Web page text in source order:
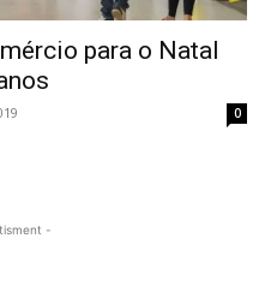
para o Natal
0
-